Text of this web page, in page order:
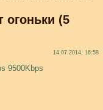
огоньки (5
14.07.2014, 16:58
9500Kbps